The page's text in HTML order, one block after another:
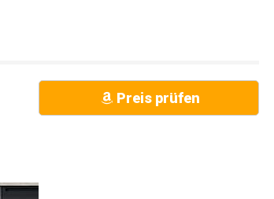
Preis prüfen